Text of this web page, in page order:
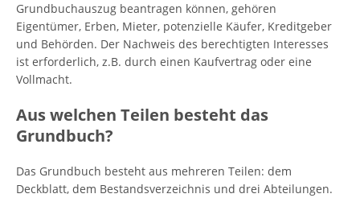
Grundbuchauszug beantragen können, gehören
Eigentümer, Erben, Mieter, potenzielle Käufer, Kreditgeber
und Behörden. Der Nachweis des berechtigten Interesses
ist erforderlich, z.B. durch einen Kaufvertrag oder eine
Vollmacht.
Aus welchen Teilen besteht das
Grundbuch?
Das Grundbuch besteht aus mehreren Teilen: dem
Deckblatt, dem Bestandsverzeichnis und drei Abteilungen.